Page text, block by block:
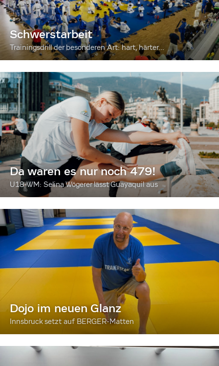
Schwerstarbeit
Trainingsdrill der besonderen Art: hart, härter...
Da waren es nur noch 479!
U18-WM: Selina Wögerer lässt Guayaquil aus
Dojo im neuen Glanz
Innsbruck setzt auf BERGER-Matten